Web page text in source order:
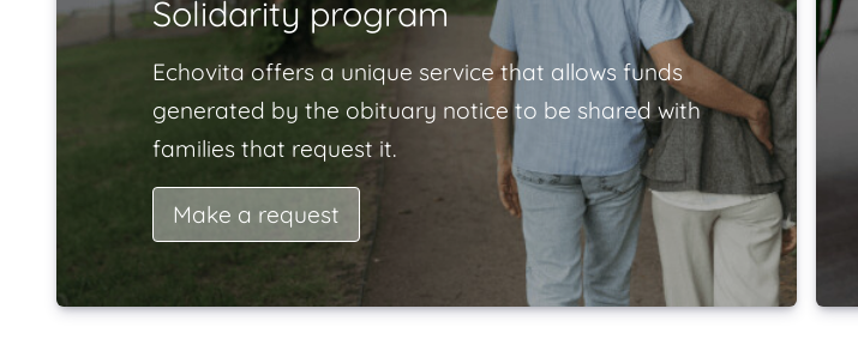
Solidarity program
Echovita offers a unique service that allows funds
generated by the obituary notice to be shared with
families that request it.
Make a request